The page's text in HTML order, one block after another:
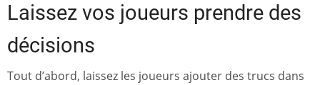
Laissez vos joueurs prendre des
décisions
Tout d’abord, laissez les joueurs ajouter des trucs dans